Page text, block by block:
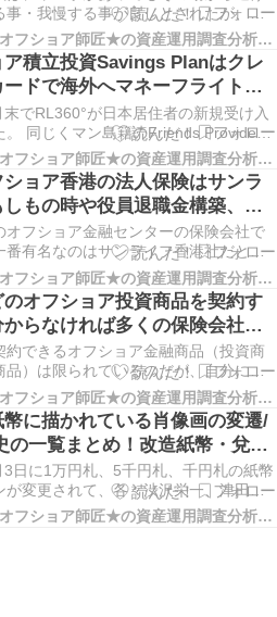
事・我慢する事が良しとされたが、最
校生活や職場から如何に逃げるかも重
われるようになってきた。 時代は変わ
じるが、「逃げる」事は悪ではないの
守る為に逃がして守り、生き抜く事が
★オフショア師匠★の資産運用調査分析ダイアリー
ア積立投資Savings Planはクレ
ドで海外へマネーフライトが
リットがある事を改めて考える
でRL360°が日本居住者の新規受け入
。 同じくマン島籍のFriends Provident
日本居住者の新規受け入れを停止して
島籍でSavings Plan、いわゆる海外積
ョア積立を契約させてくれる保険会社
てし…
★オフショア師匠★の資産運用調査分析ダイアリー
ョア香港の法人保険はサンラ
もの時や役員退職金構築、節
生命保険はCTF Life/貯蓄保険
活用可能！
オフショア金融センターの保険会社で
番有名なのはサンライフ香港社だと思
、サンライフ香港社は2023年7月から
性のない法人との新規契約を打ち切っ
の契約は未だ可能だが、純粋な日本法
はほぼ不可能な状況となっている。 海
★オフショア師匠★の資産運用調査分析ダイアリー
のオフショア投資商品を契約す
らなければ多くの保険会社と
いるIFAに連絡すべし！IFAは総
もある！
約できるオフショア金融商品（投資商
品）は限られているのだが、自分にど
っているのかが分からなく迷うのであ
の保険会社と提携していて、取り扱い
IFA(Independent Financial Advisor)に
みればよい。 …
★オフショア師匠★の資産運用調査分析ダイアリー
幣に描かれている肖像画の変遷/
の一覧まとめ！改造紙幣・兌換
銀行券等々あるが、その実質的
えよう！
日に1万円札、5千円札、千円札の紙幣
が変更されて、各々渋沢栄一、津田梅
三郎の肖像画が使用されている。 これ
うな紙幣が日本に存在したのだろう
★オフショア師匠★の資産運用調査分析ダイアリー